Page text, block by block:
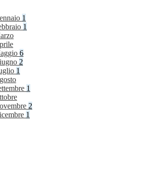
1
1
6
2
1
1
2
1